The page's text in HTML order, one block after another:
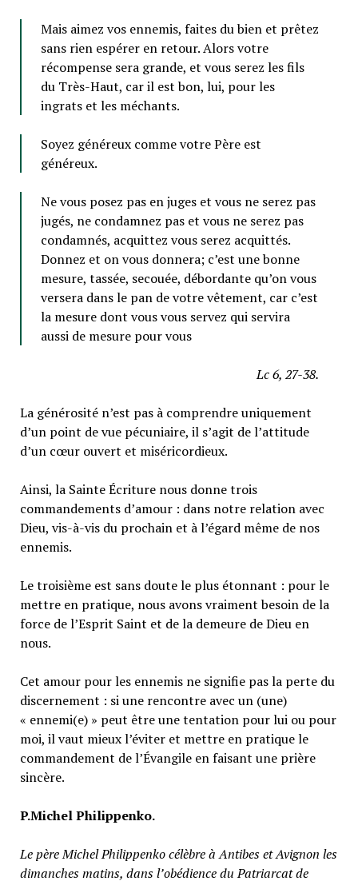
Mais aimez vos ennemis, faites du bien et prêtez
sans rien espérer en retour. Alors votre
récompense sera grande, et vous serez les fils
du Très-Haut, car il est bon, lui, pour les
ingrats et les méchants.
Soyez généreux comme votre Père est
généreux.
Ne vous posez pas en juges et vous ne serez pas
jugés, ne condamnez pas et vous ne serez pas
condamnés, acquittez vous serez acquittés.
Donnez et on vous donnera; c’est une bonne
mesure, tassée, secouée, débordante qu’on vous
versera dans le pan de votre vêtement, car c’est
la mesure dont vous vous servez qui servira
aussi de mesure pour vous
Lc 6, 27-38.
La générosité n’est pas à comprendre uniquement
d’un point de vue pécuniaire, il s’agit de l’attitude
d’un cœur ouvert et miséricordieux.
Ainsi, la Sainte Écriture nous donne trois
commandements d’amour : dans notre relation avec
Dieu, vis-à-vis du prochain et à l’égard même de nos
ennemis.
Le troisième est sans doute le plus étonnant : pour le
mettre en pratique, nous avons vraiment besoin de la
force de l’Esprit Saint et de la demeure de Dieu en
nous.
Cet amour pour les ennemis ne signifie pas la perte du
discernement : si une rencontre avec un (une)
« ennemi(e) » peut être une tentation pour lui ou pour
moi, il vaut mieux l’éviter et mettre en pratique le
commandement de l’Évangile en faisant une prière
sincère.
P.Michel Philippenko.
Le père Michel Philippenko célèbre à Antibes et Avignon les
dimanches matins, dans l’obédience du Patriarcat de